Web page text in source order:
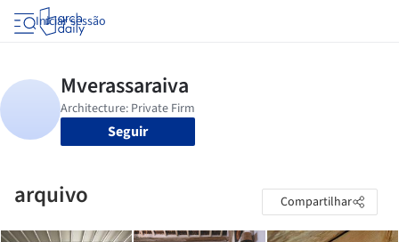
Iniciar sessão
Seguir
arquivo Compartilhar